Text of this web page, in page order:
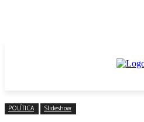
POLÍTICA Slideshow